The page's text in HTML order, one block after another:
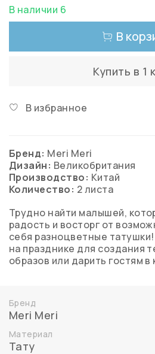
В наличии 6
В
Купить в 1
В избранное
Бренд: Meri Meri
Дизайн: Великобритания
Производство: Китай
Количество: 2 листа
Трудно найти малышей,
радость и восторг от
себя разноцветные
на празднике для создания
образов или дарить гостям
Бренд
Meri Meri
Материал
Тату